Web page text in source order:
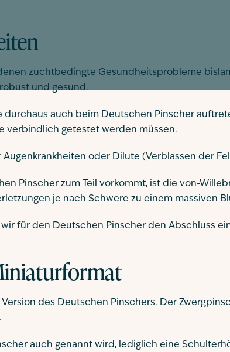
zuchtbedingte Gesundheitsprobleme
und gesund.
auch beim Deutschen Pinscher
verbindlich getestet werden müssen.
oder Dilute (Verblassen der
Pinscher zum Teil vorkommt, ist die von-
je nach Schwere zu einem massiven
für den Deutschen Pinscher den Abschluss
des Deutschen Pinschers. Der
auch genannt wird, lediglich eine